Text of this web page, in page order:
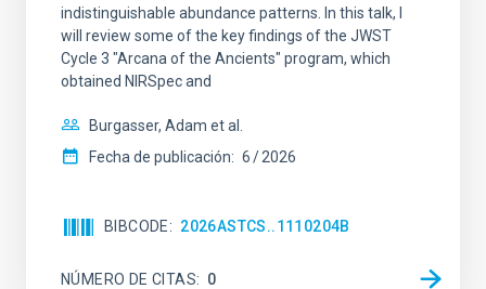
indistinguishable abundance patterns. In this talk, I
will review some of the key findings of the JWST
Cycle 3 "Arcana of the Ancients" program, which
obtained NIRSpec and
Burgasser, Adam et al.
Fecha de publicación: 6 2026
BIBCODE 2026ASTCS..1110204B
NÚMERO DE CITAS 0